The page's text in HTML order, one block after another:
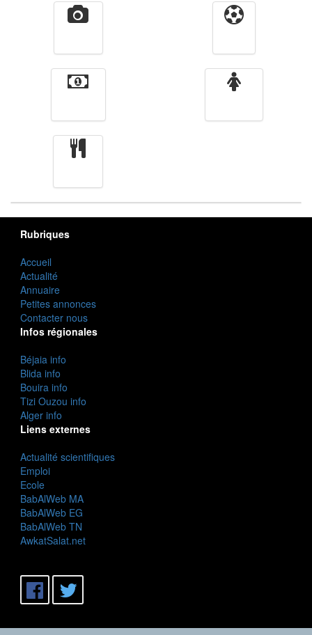
Rubriques
Accueil
Actualité
Annuaire
Petites annonces
Contacter nous
Infos régionales
Béjaia info
Blida info
Bouira info
Tizi Ouzou info
Alger info
Liens externes
Actualité scientifiques
Emploi
Ecole
BabAlWeb MA
BabAlWeb EG
BabAlWeb TN
AwkatSalat.net